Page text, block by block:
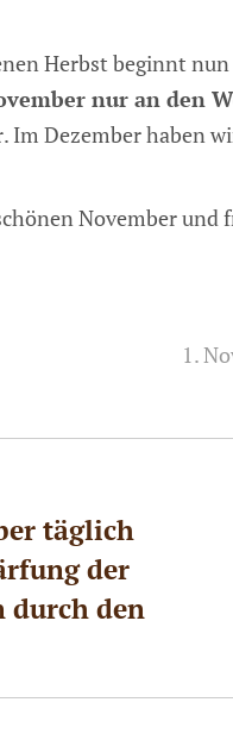
Herbst beginnt
nur an den
. Im Dezember haben
November und
1.
täglich
der
durch den